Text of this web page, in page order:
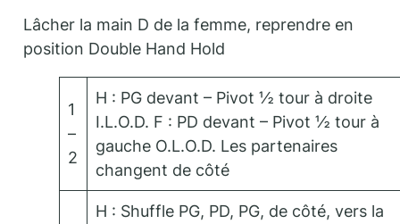
Lâcher la main D de la femme, reprendre en
position Double Hand Hold
1
–
2
H : PG devant – Pivot ½ tour à droite
I.L.O.D. F : PD devant – Pivot ½ tour à
gauche O.L.O.D. Les partenaires
changent de côté
H : Shuffle PG, PD, PG, de côté, vers la